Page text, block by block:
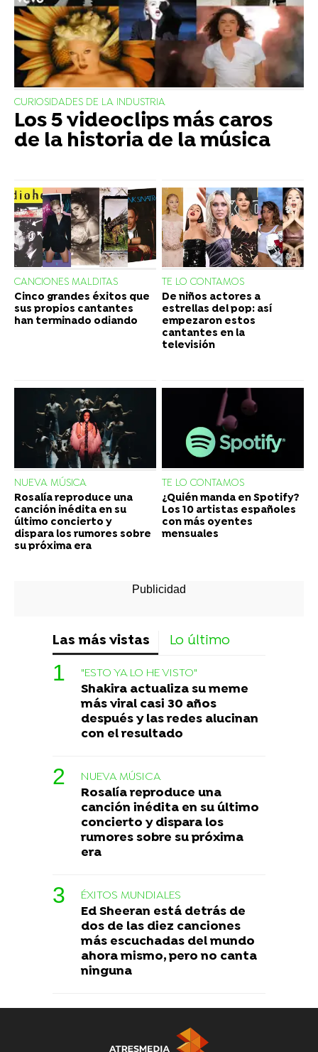
CURIOSIDADES DE LA INDUSTRIA
Los 5 videoclips más caros
de la historia de la música
CANCIONES MALDITAS
Cinco grandes éxitos que
sus propios cantantes
han terminado odiando
TE LO CONTAMOS
De niños actores a
estrellas del pop: así
empezaron estos
cantantes en la
televisión
NUEVA MÚSICA
Rosalía reproduce una
canción inédita en su
último concierto y
dispara los rumores sobre
su próxima era
TE LO CONTAMOS
¿Quién manda en Spotify?
Los 10 artistas españoles
con más oyentes
mensuales
Las más vistas Lo último
"ESTO YA LO HE VISTO"
Shakira actualiza su meme
más viral casi 30 años
después y las redes alucinan
con el resultado
NUEVA MÚSICA
Rosalía reproduce una
canción inédita en su último
concierto y dispara los
rumores sobre su próxima
era
ÉXITOS MUNDIALES
Ed Sheeran está detrás de
dos de las diez canciones
más escuchadas del mundo
ahora mismo, pero no canta
ninguna